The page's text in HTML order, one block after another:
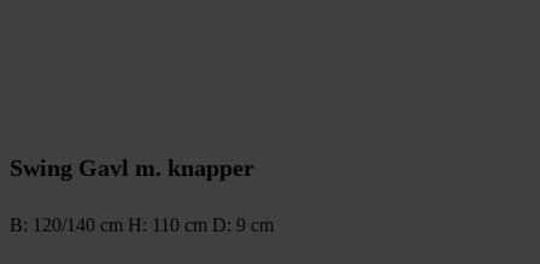
Swing Gavl m. knapper
B: 120/140 cm H: 110 cm D: 9 cm